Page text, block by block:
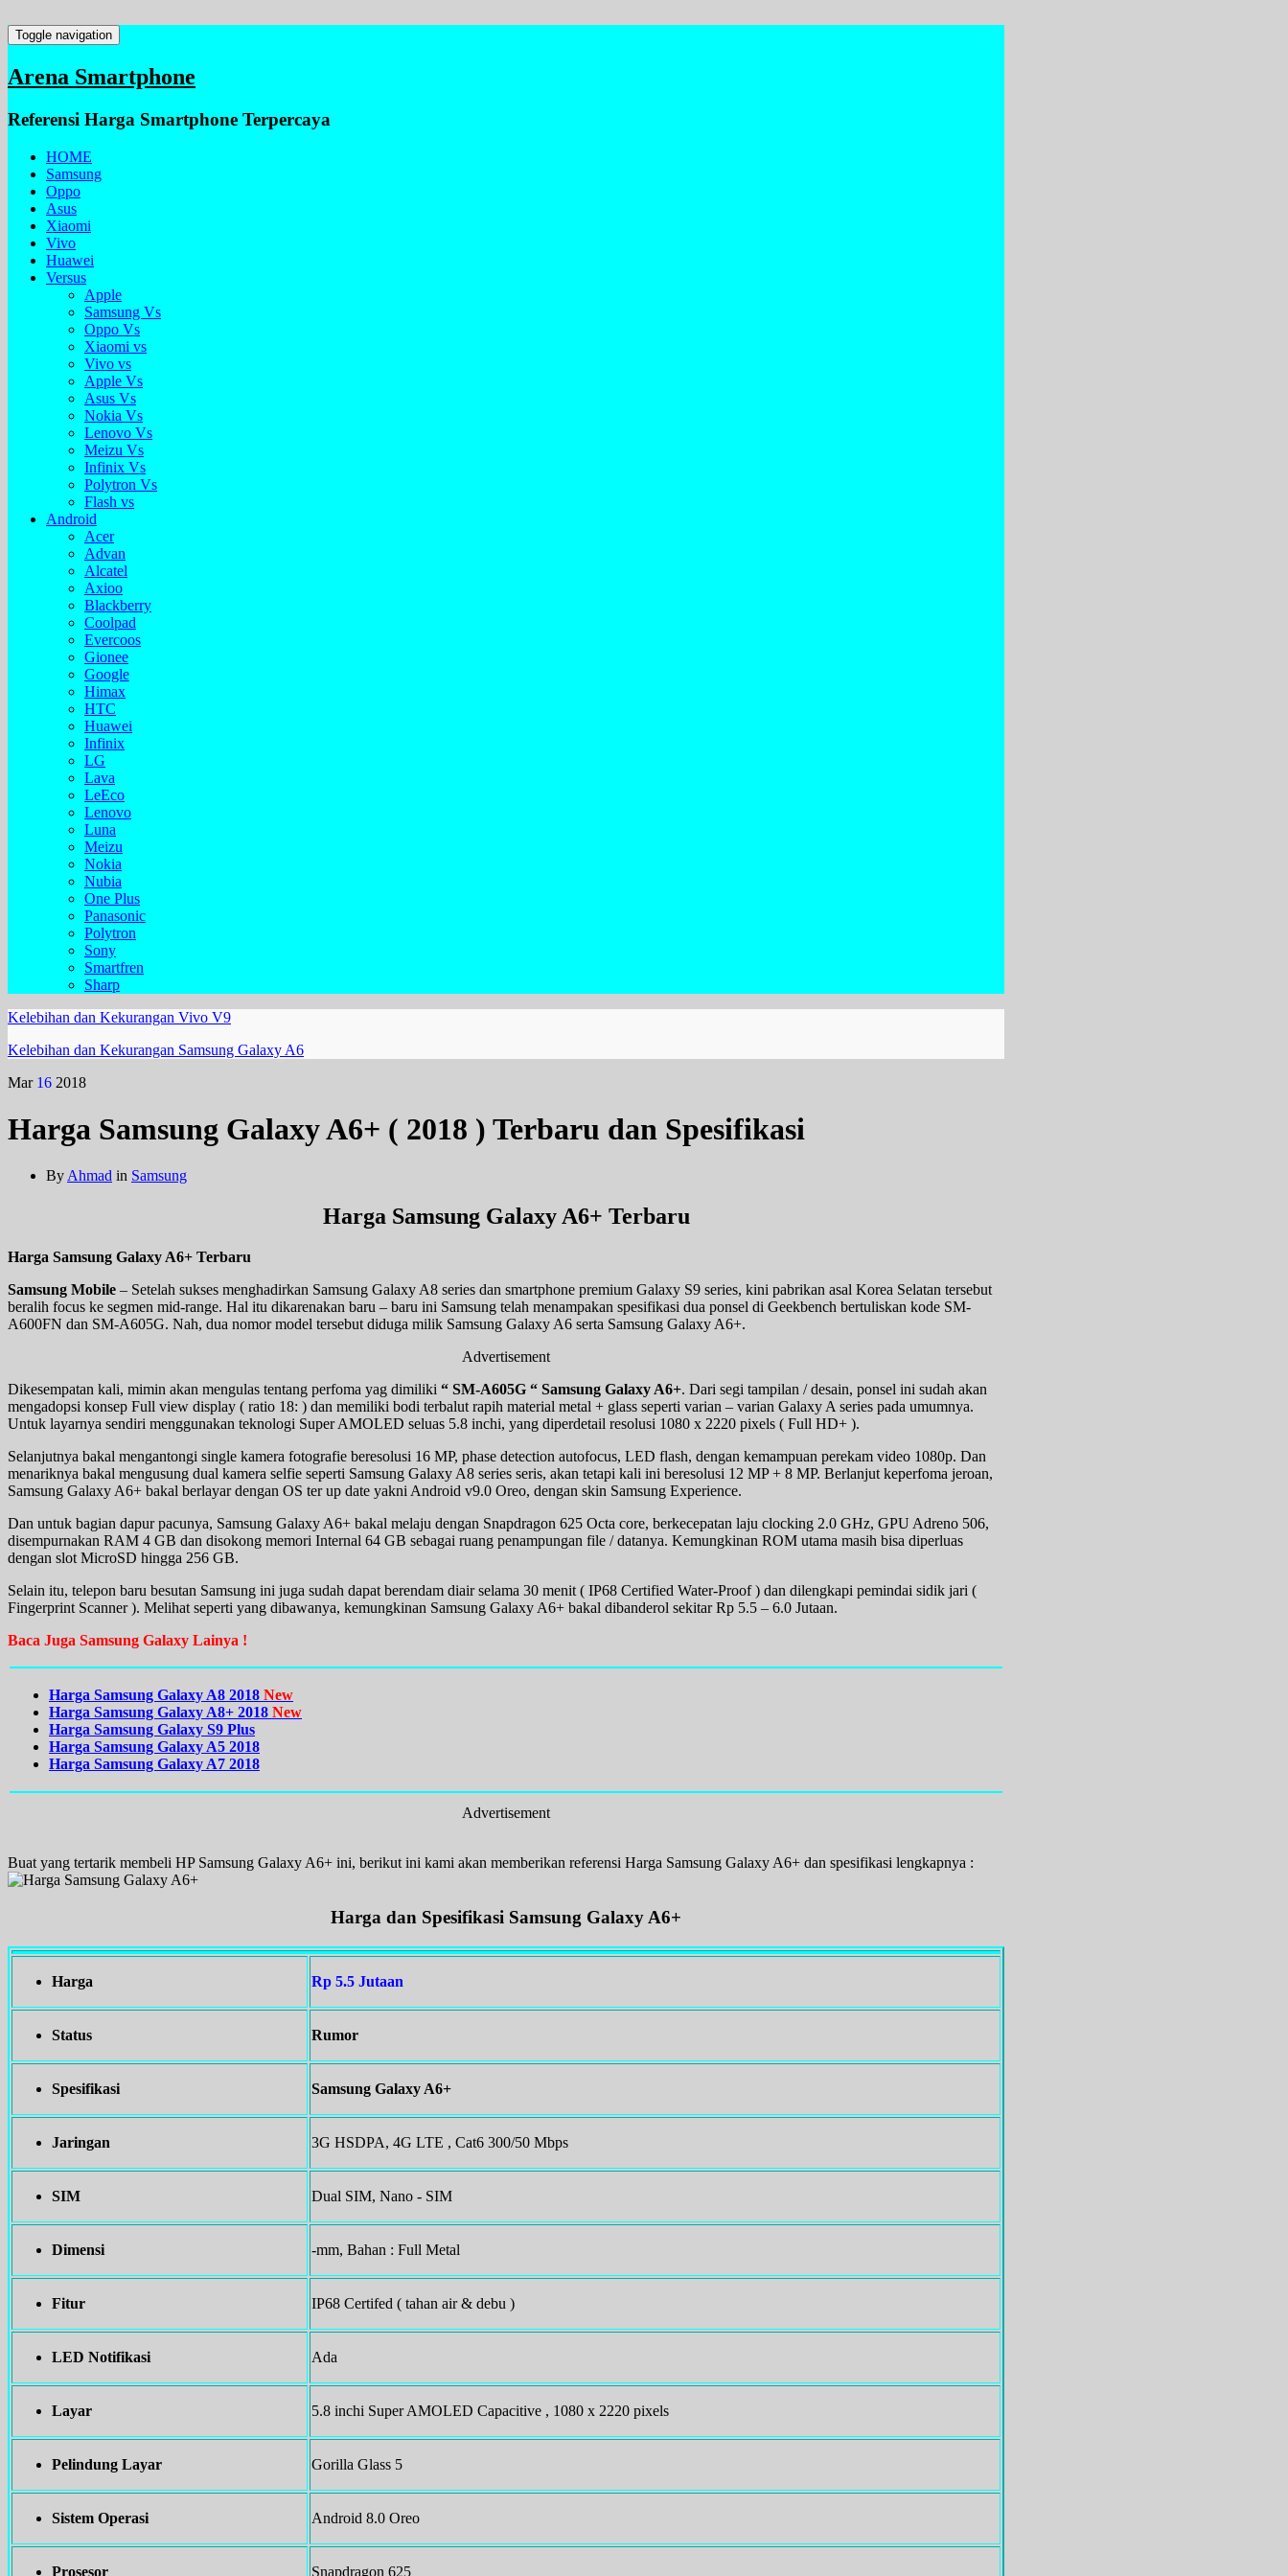
Toggle navigation
Arena Smartphone
Referensi Harga Smartphone Terpercaya
HOME
Samsung
Oppo
Asus
Xiaomi
Vivo
Huawei
Versus
Apple
Samsung Vs
Oppo Vs
Xiaomi vs
Vivo vs
Apple Vs
Asus Vs
Nokia Vs
Lenovo Vs
Meizu Vs
Infinix Vs
Polytron Vs
Flash vs
Android
Acer
Advan
Alcatel
Axioo
Blackberry
Coolpad
Evercoos
Gionee
Google
Himax
HTC
Huawei
Infinix
LG
Lava
LeEco
Lenovo
Luna
Meizu
Nokia
Nubia
One Plus
Panasonic
Polytron
Sony
Smartfren
Sharp
Kelebihan dan Kekurangan Vivo V9
Kelebihan dan Kekurangan Samsung Galaxy A6
Mar 16 2018
Harga Samsung Galaxy A6+ ( 2018 ) Terbaru dan Spesifikasi
ByAhmad in Samsung
Harga Samsung Galaxy A6+ Terbaru
Harga Samsung Galaxy A6+ Terbaru
Samsung Mobile – Setelah sukses menghadirkan Samsung Galaxy A8 series dan smartphone premium Galaxy S9 series, kini pabrikan asal Korea Selatan tersebut
beralih focus ke segmen mid-range. Hal itu dikarenakan baru – baru ini Samsung telah menampakan spesifikasi dua ponsel di Geekbench bertuliskan kode SM-
A600FN dan SM-A605G. Nah, dua nomor model tersebut diduga milik Samsung Galaxy A6 serta Samsung Galaxy A6+.
Advertisement
Dikesempatan kali, mimin akan mengulas tentang perfoma yag dimiliki “ SM-A605G “ Samsung Galaxy A6+. Dari segi tampilan / desain, ponsel ini sudah akan
mengadopsi konsep Full view display ( ratio 18: ) dan memiliki bodi terbalut rapih material metal + glass seperti varian – varian Galaxy A series pada umumnya.
Untuk layarnya sendiri menggunakan teknologi Super AMOLED seluas 5.8 inchi, yang diperdetail resolusi 1080 x 2220 pixels ( Full HD+ ).
Selanjutnya bakal mengantongi single kamera fotografie beresolusi 16 MP, phase detection autofocus, LED flash, dengan kemampuan perekam video 1080p. Dan
menariknya bakal mengusung dual kamera selfie seperti Samsung Galaxy A8 series seris, akan tetapi kali ini beresolusi 12 MP + 8 MP. Berlanjut keperfoma jeroan,
Samsung Galaxy A6+ bakal berlayar dengan OS ter up date yakni Android v9.0 Oreo, dengan skin Samsung Experience.
Dan untuk bagian dapur pacunya, Samsung Galaxy A6+ bakal melaju dengan Snapdragon 625 Octa core, berkecepatan laju clocking 2.0 GHz, GPU Adreno 506,
disempurnakan RAM 4 GB dan disokong memori Internal 64 GB sebagai ruang penampungan file / datanya. Kemungkinan ROM utama masih bisa diperluas
dengan slot MicroSD hingga 256 GB.
Selain itu, telepon baru besutan Samsung ini juga sudah dapat berendam diair selama 30 menit ( IP68 Certified Water-Proof ) dan dilengkapi pemindai sidik jari (
Fingerprint Scanner ). Melihat seperti yang dibawanya, kemungkinan Samsung Galaxy A6+ bakal dibanderol sekitar Rp 5.5 – 6.0 Jutaan.
Baca Juga Samsung Galaxy Lainya !
Harga Samsung Galaxy A8 2018 New
Harga Samsung Galaxy A8+ 2018 New
Harga Samsung Galaxy S9 Plus
Harga Samsung Galaxy A5 2018
Harga Samsung Galaxy A7 2018
Advertisement
Buat yang tertarik membeli HP Samsung Galaxy A6+ ini, berikut ini kami akan memberikan referensi Harga Samsung Galaxy A6+ dan spesifikasi lengkapnya :
Harga dan Spesifikasi Samsung Galaxy A6+
Harga Rp 5.5 Jutaan
Status Rumor
Spesifikasi Samsung Galaxy A6+
Jaringan 3G HSDPA, 4G LTE , Cat6 300/50 Mbps
SIM Dual SIM, Nano - SIM
Dimensi -mm, Bahan : Full Metal
Fitur IP68 Certifed ( tahan air & debu )
LED Notifikasi Ada
Layar 5.8 inchi Super AMOLED Capacitive , 1080 x 2220 pixels
Pelindung Layar Gorilla Glass 5
Sistem Operasi Android 8.0 Oreo
Prosesor Snapdragon 625